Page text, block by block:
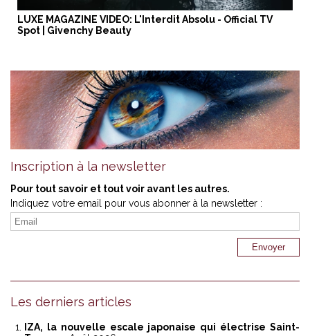
LUXE MAGAZINE VIDEO: L'Interdit Absolu - Official TV
Spot | Givenchy Beauty
Inscription à la newsletter
Pour tout savoir et tout voir avant les autres.
Indiquez votre email pour vous abonner à la newsletter :
Les derniers articles
IZA, la nouvelle escale japonaise qui électrise Saint-